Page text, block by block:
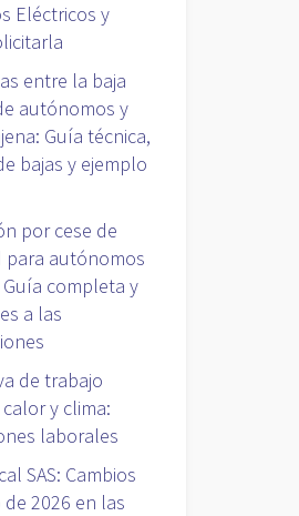
Eléctricos y
entre la baja
autónomos y
Guía técnica,
bajas y ejemplo
por cese de
para autónomos
Guía completa y
a las
de trabajo
y clima:
laborales
SAS: Cambios
2026 en las